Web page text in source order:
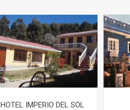
HOTEL IMPERIO DEL SOL